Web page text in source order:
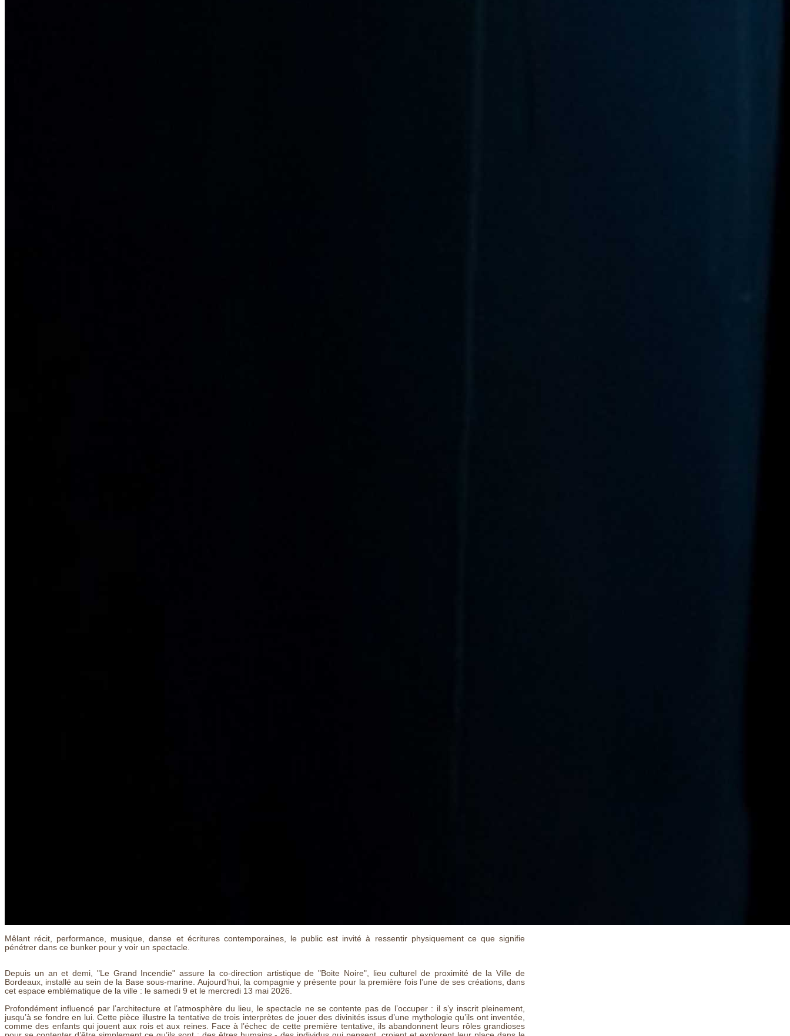
Mêlant récit, performance, musique, danse et écritures contemporaines, le public est invité à ressentir physiquement ce que signifie
pénétrer dans ce bunker pour y voir un spectacle.
Depuis un an et demi, "Le Grand Incendie" assure la co-direction artistique de "Boite Noire", lieu culturel de proximité de la Ville de
Bordeaux, installé au sein de la Base sous-marine. Aujourd’hui, la compagnie y présente pour la première fois l’une de ses créations, dans
cet espace emblématique de la ville : le samedi 9 et le mercredi 13 mai 2026.
Profondément influencé par l’architecture et l’atmosphère du lieu, le spectacle ne se contente pas de l’occuper : il s’y inscrit pleinement,
jusqu’à se fondre en lui. Cette pièce illustre la tentative de trois interprètes de jouer des divinités issus d’une mythologie qu’ils ont inventée,
comme des enfants qui jouent aux rois et aux reines. Face à l’échec de cette première tentative, ils abandonnent leurs rôles grandioses